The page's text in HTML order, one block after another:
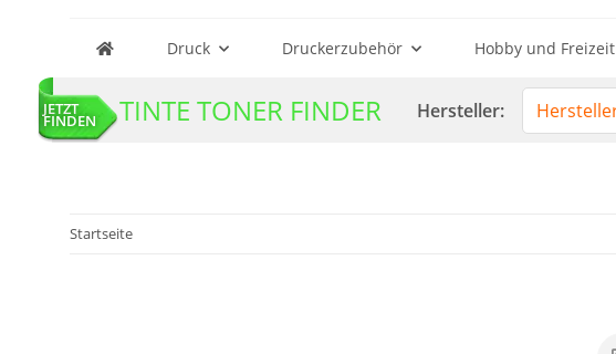
Druck Druckerzubehör Hobby und Freizeit
JETZT
FINDEN TINTE TONER FINDER Hersteller:
Startseite